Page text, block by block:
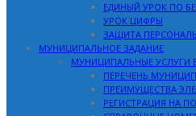
ЕДИНЫЙ УРОК ПО
УРОК ЦИФРЫ
ЗАЩИТА
МУНИЦИПАЛЬНОЕ ЗАДАНИЕ
МУНИЦИПАЛЬНЫЕ УСЛУГИ
ПЕРЕЧЕНЬ
ПРЕИМУЩЕСТВА
РЕГИСТРАЦИЯ НА